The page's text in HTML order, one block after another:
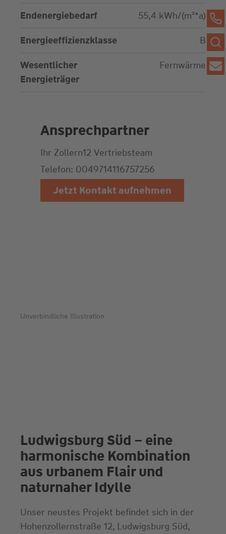
Endenergiebedarf 55,4 kWh/(m²*a)
Energieeffizienzklasse B
Wesentlicher
Energieträger
Fernwärme
Ansprechpartner
Ihr Zollern12 Vertriebsteam
Telefon: 0049714116757256
Jetzt Kontakt aufnehmen
Unverbindliche Illustration
Ludwigsburg Süd – eine
harmonische Kombination
aus urbanem Flair und
naturnaher Idylle
Unser neustes Projekt befindet sich in der
Hohenzollernstraße 12, Ludwigsburg Süd,